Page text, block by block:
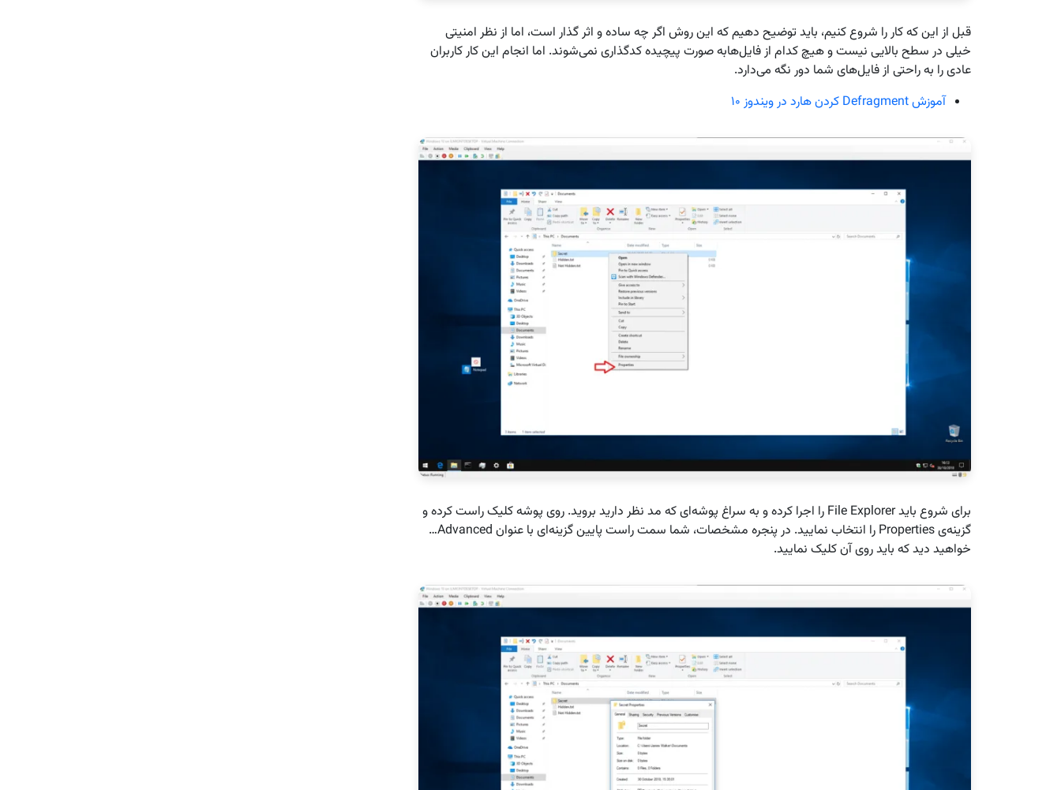
قبل از این که کار را شروع کنیم، باید توضیح دهیم که این روش اگر چه ساده و اثر گذار است، اما از نظر امنیتی
خیلی در سطح بالایی نیست و هیچ کدام از فایل‌هابه صورت پیچیده کد‌گذاری نمی‌شوند. اما انجام این کار کاربران
عادی را به راحتی از فایل‌های شما دور نگه می‌دارد.
آموزش Defragment کردن هارد در ویندوز ۱۰
برای شروع باید File Explorer را اجرا کرده و به سراغ پوشه‌ای که مد نظر دارید بروید. روی پوشه کلیک راست کرده و
گزینه‌ی Properties را انتخاب نمایید. در پنجره‌ مشخصات، شما سمت راست پایین گزینه‌ای با عنوان Advanced…
خواهید دید که باید روی آن کلیک نمایید.